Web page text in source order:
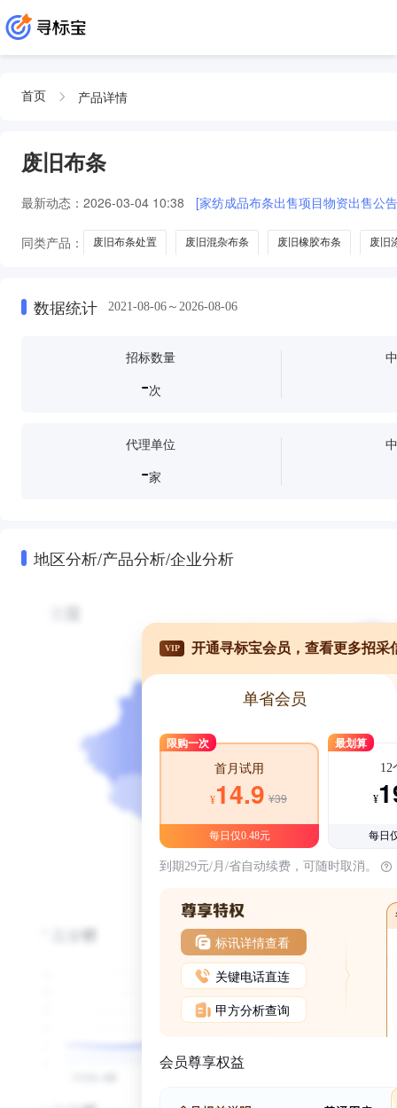
首页 产品详情
废旧布条
最新动态： 2026-03-04 10:38 [家纺成品布条出售项目物资出售公
同类产品： 废旧布条处置 废旧混杂布条 废旧橡胶布条 废旧
数据统计 2021-08-06～2026-08-06
招标数量
-次
代理单位
-家
地区分析/产品分析/企业分析
VIP 开通寻标宝会员，查看更多招采
单省会员
限购一次
首月试用
¥14.9 ¥39
每日仅0.48元
最划算
12
¥
每日
到期29元/月/省自动续费，可随时取消。
标讯详情查看
关键电话直连
甲方分析查询
会员尊享权益